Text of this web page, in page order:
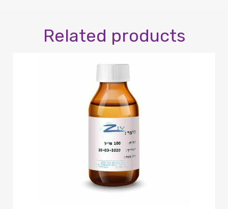
Related products